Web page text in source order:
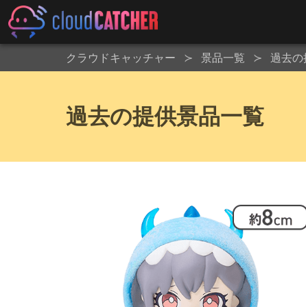
クラウドキャッチャー 景品一覧 過去の
過去の提供景品一覧